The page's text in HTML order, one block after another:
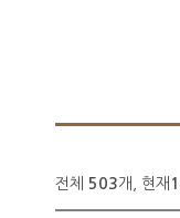
전체 503개, 현재 1